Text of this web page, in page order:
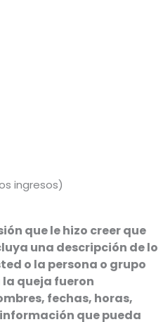
ingresos)
que le hizo creer que
una descripción de lo
o la persona o grupo
queja fueron
fechas, horas,
que pueda